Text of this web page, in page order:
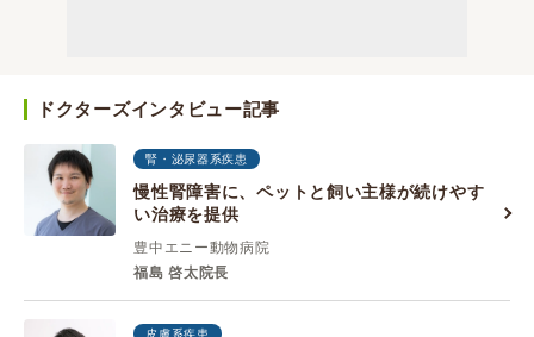
ドクターズインタビュー記事
腎・泌尿器系疾患
慢性腎障害に、ペットと飼い主様が続けやす
い治療を提供
豊中エニー動物病院
福島 啓太院長
皮膚系疾患